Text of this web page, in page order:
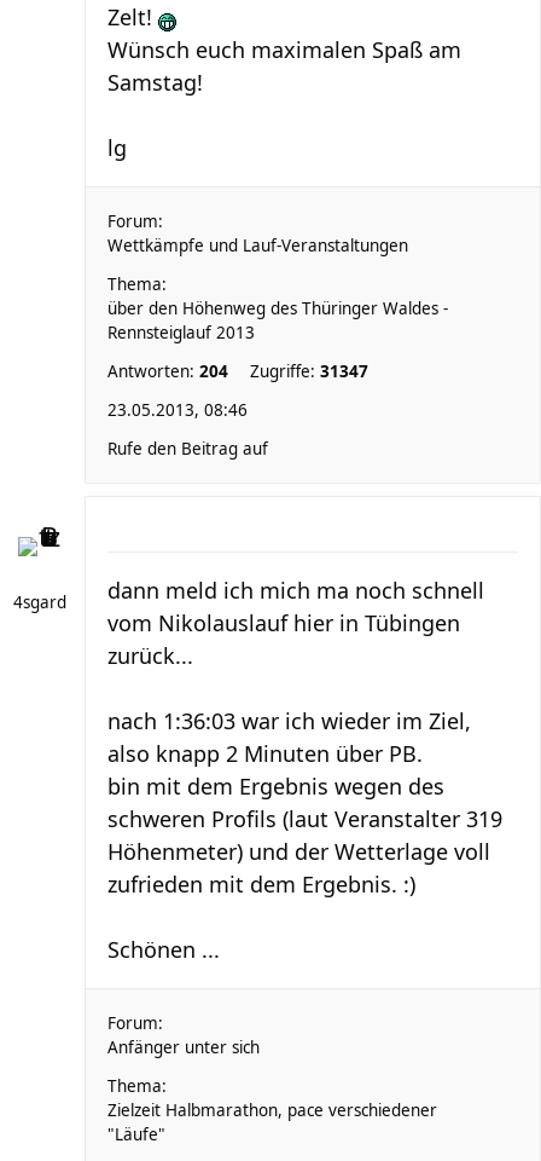
Zelt!
Wünsch euch maximalen Spaß am
Samstag!
lg
Forum:
Wettkämpfe und Lauf-Veranstaltungen
Thema:
über den Höhenweg des Thüringer Waldes -
Rennsteiglauf 2013
Antworten: 204 Zugriffe: 31347
23.05.2013, 08:46
Rufe den Beitrag auf
4sgard
dann meld ich mich ma noch schnell
vom Nikolauslauf hier in Tübingen
zurück...
nach 1:36:03 war ich wieder im Ziel,
also knapp 2 Minuten über PB.
bin mit dem Ergebnis wegen des
schweren Profils (laut Veranstalter 319
Höhenmeter) und der Wetterlage voll
zufrieden mit dem Ergebnis. :)
Schönen ...
Forum:
Anfänger unter sich
Thema:
Zielzeit Halbmarathon, pace verschiedener
"Läufe"